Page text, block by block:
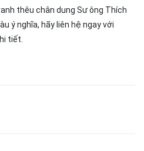
thêu chân dung Sư ông Thích
ý nghĩa, hãy liên hệ ngay với
tiết.